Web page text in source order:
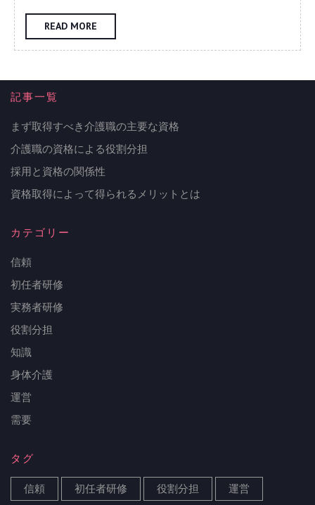
護
職
の
要
READ MORE
MORE
記事一覧
まず取得すべき介護職の主要な資格
介護職の資格による役割分担
採用と資格の関係性
資格取得によって得られるメリットとは
カテゴリー
信頼
初任者研修
実務者研修
役割分担
知識
身体介護
運営
需要
タグ
信頼 初任者研修 役割分担 運営